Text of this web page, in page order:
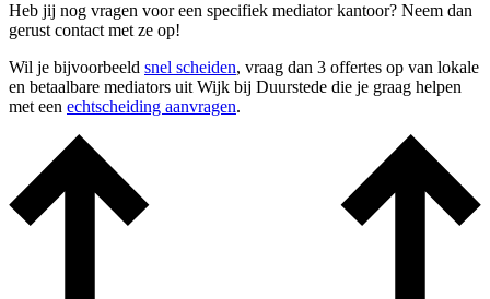
Heb jij nog vragen voor een specifiek mediator kantoor? Neem dan
gerust contact met ze op!
Wil je bijvoorbeeld snel scheiden, vraag dan 3 offertes op van lokale
en betaalbare mediators uit Wijk bij Duurstede die je graag helpen
met een echtscheiding aanvragen.